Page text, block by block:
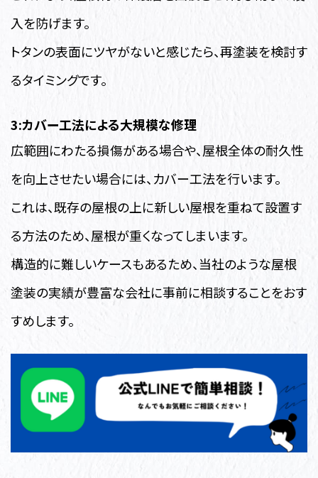
入を防げます。
トタンの表面にツヤがないと感じたら、再塗装を検討す
るタイミングです。
3:カバー工法による大規模な修理
広範囲にわたる損傷がある場合や、屋根全体の耐久性
を向上させたい場合には、カバー工法を行います。
これは、既存の屋根の上に新しい屋根を重ねて設置す
る方法のため、屋根が重くなってしまいます。
構造的に難しいケースもあるため、当社のような屋根
塗装の実績が豊富な会社に事前に相談することをおす
すめします。